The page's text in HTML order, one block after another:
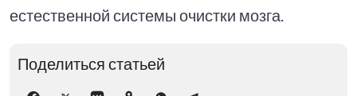
естественной системы очистки мозга.
Поделиться статьей